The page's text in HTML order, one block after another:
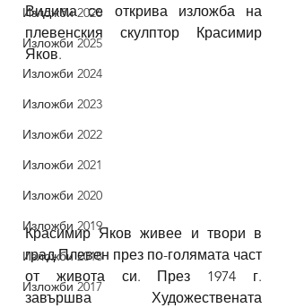
Изложби 2026
Изложби 2025
Изложби 2024
Изложби 2023
Изложби 2022
Изложби 2021
Изложби 2020
Изложби 2019
Изложби 2018
Изложби 2017
Видима се открива изложба на
плевенския скулптор Красимир
Яков.
Красимир Яков живее и твори в
град Плевен през по-голямата част
от живота си. През 1974 г.
завършва Художествената